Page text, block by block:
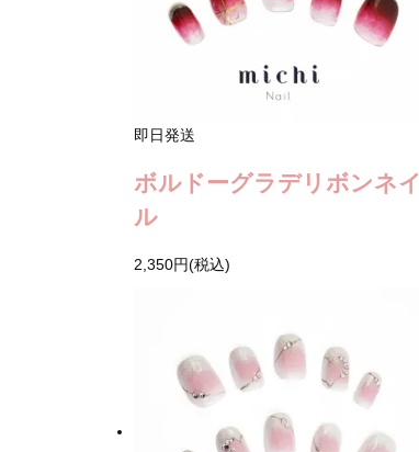
即日発送
ボルドーグラデリボンネイ
ル
2,350円(税込)